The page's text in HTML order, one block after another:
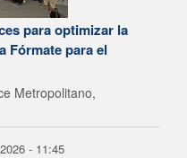
para optimizar la
Fórmate para el
Metropolitano,
- 11:45